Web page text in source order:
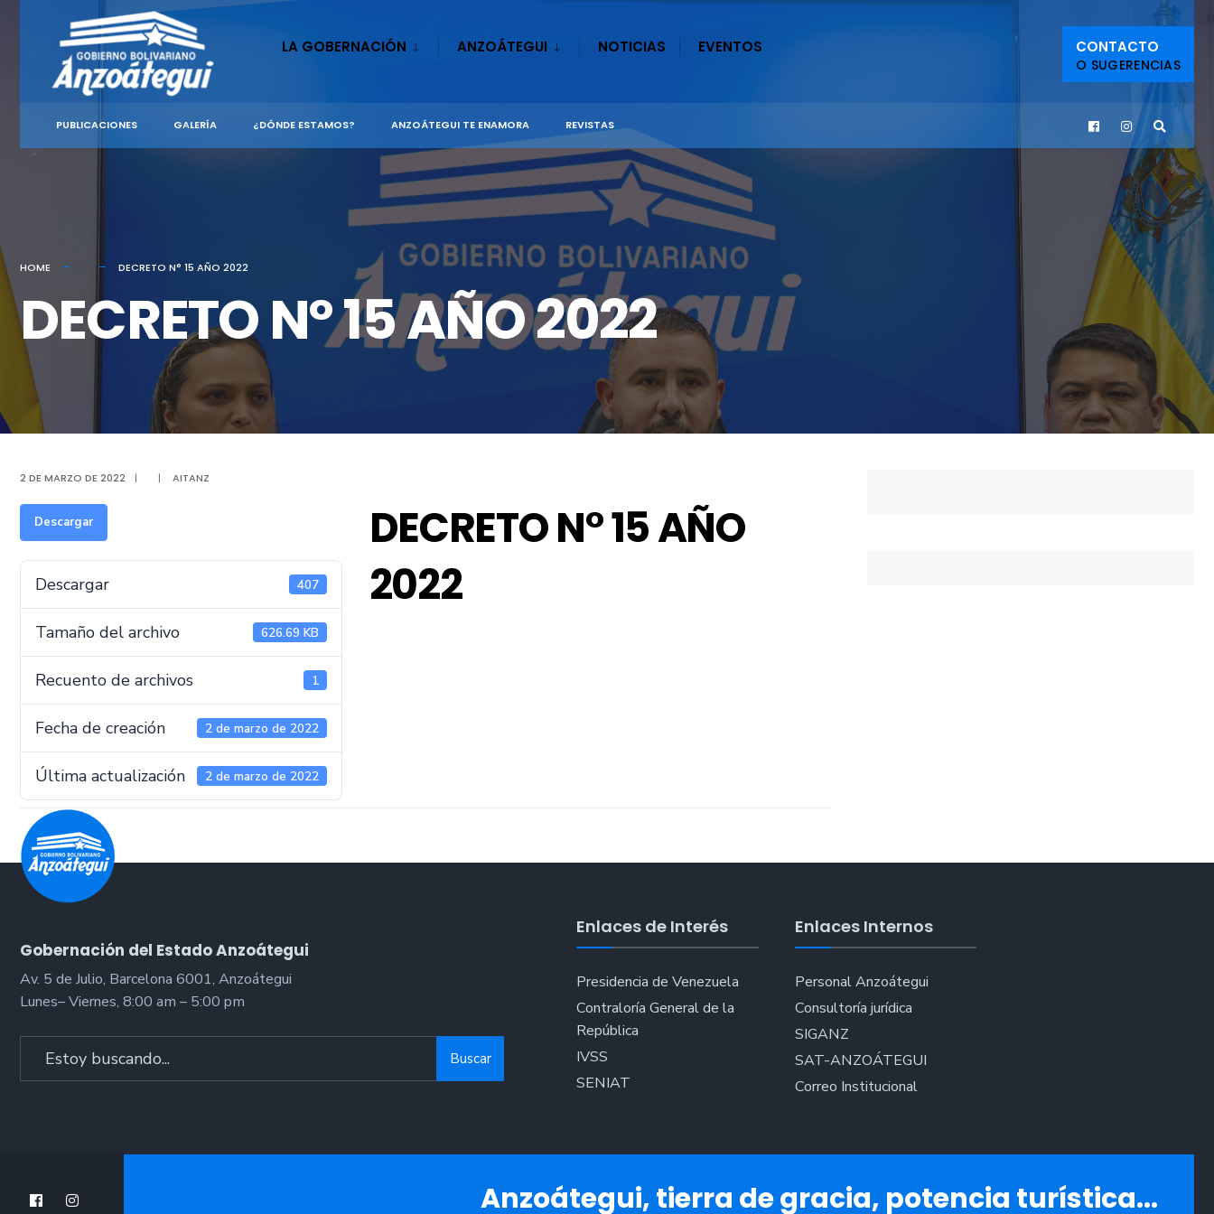
content
LA GOBERNACIÓN ANZOÁTEGUI NOTICIAS EVENTOS CONTACTO
O SUGERENCIAS
PUBLICACIONES GALERÍA ¿DÓNDE ESTAMOS? ANZOÁTEGUI TE ENAMORA REVISTAS
HOME DECRETO N° 15 AÑO 2022
DECRETO N° 15 AÑO 2022
2 DE MARZO DE 2022 | | AITANZ
Descargar
Descargar 407
Tamaño del archivo 626.69 KB
Recuento de archivos 1
Fecha de creación 2 de marzo de 2022
Última actualización 2 de marzo de 2022
DECRETO N° 15 AÑO
2022
Gobernación del Estado Anzoátegui
Av. 5 de Julio, Barcelona 6001, Anzoátegui
Lunes– Viernes, 8:00 am – 5:00 pm
Buscar
Enlaces de Interés
Presidencia de Venezuela
Contraloría General de la
República
IVSS
SENIAT
Enlaces Internos
Personal Anzoátegui
Consultoría jurídica
SIGANZ
SAT-ANZOÁTEGUI
Correo Institucional
Anzoátegui, tierra de gracia, potencia turística...